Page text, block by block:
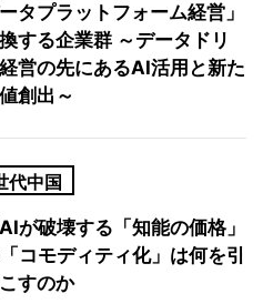
ータプラットフォーム経営」
する企業群 ～データドリ
営の先にあるAI活用と新た
創出～
代中国
が破壊する「知能の価格」
コモディティ化」は何を引
すのか